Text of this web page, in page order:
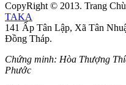
CopyRight © 2013. Trang
TAKA
141 Ấp Tân Lập, Xã Tân
Đồng Tháp.
Chứng minh: Hòa Thượng
Phước